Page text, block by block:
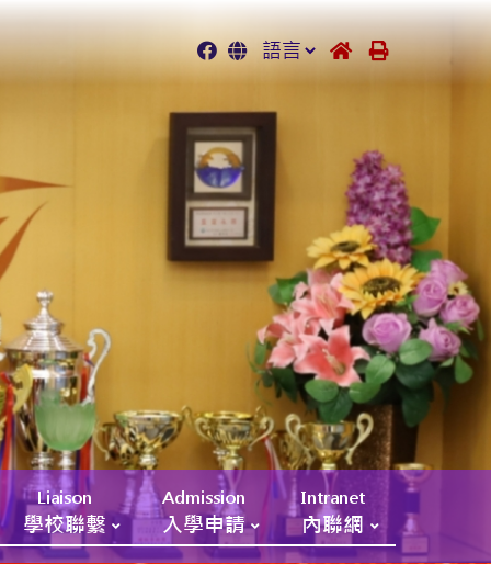
Liaison
學校聯繫
Admission
入學申請
Intranet
內聯網